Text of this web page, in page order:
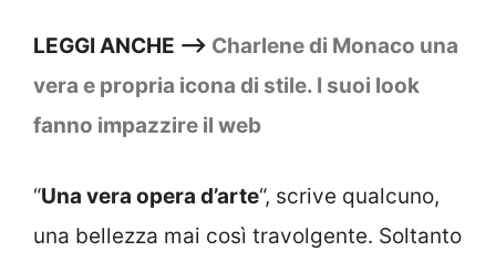
LEGGI ANCHE –> Charlene di Monaco una
vera e propria icona di stile. I suoi look
fanno impazzire il web
“Una vera opera d’arte“, scrive qualcuno,
una bellezza mai così travolgente. Soltanto